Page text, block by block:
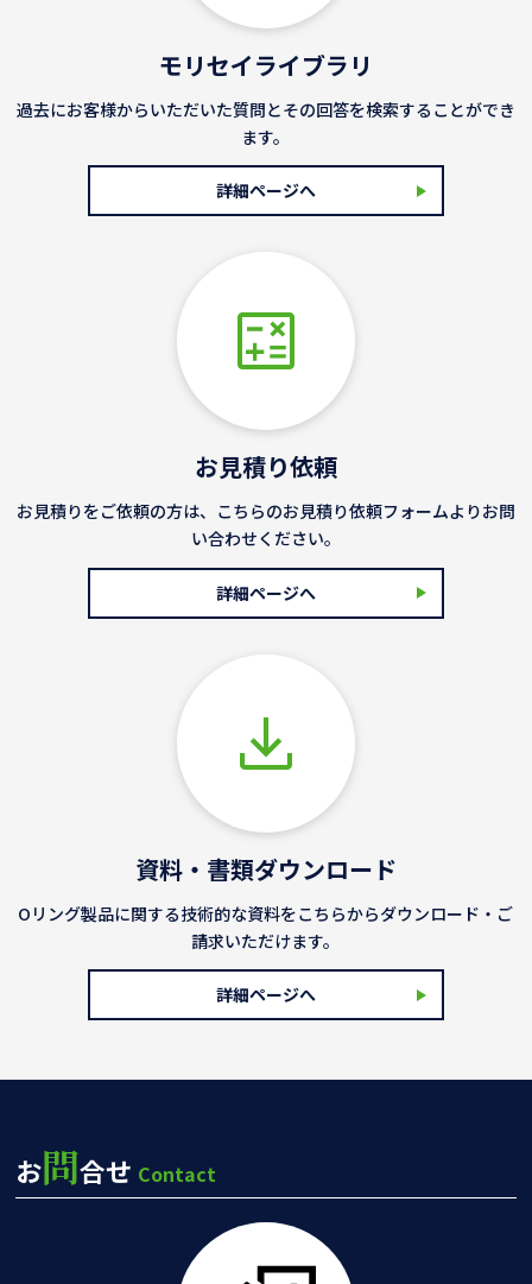
モリセイライブラリ
過去にお客様からいただいた質問とその回答を検索することができ
ます。
詳細ページへ
お見積り依頼
お見積りをご依頼の方は、こちらのお見積り依頼フォームよりお問
い合わせください。
詳細ページへ
資料・書類ダウンロード
Oリング製品に関する技術的な資料をこちらからダウンロード・ご
請求いただけます。
詳細ページへ
お問合せ Contact